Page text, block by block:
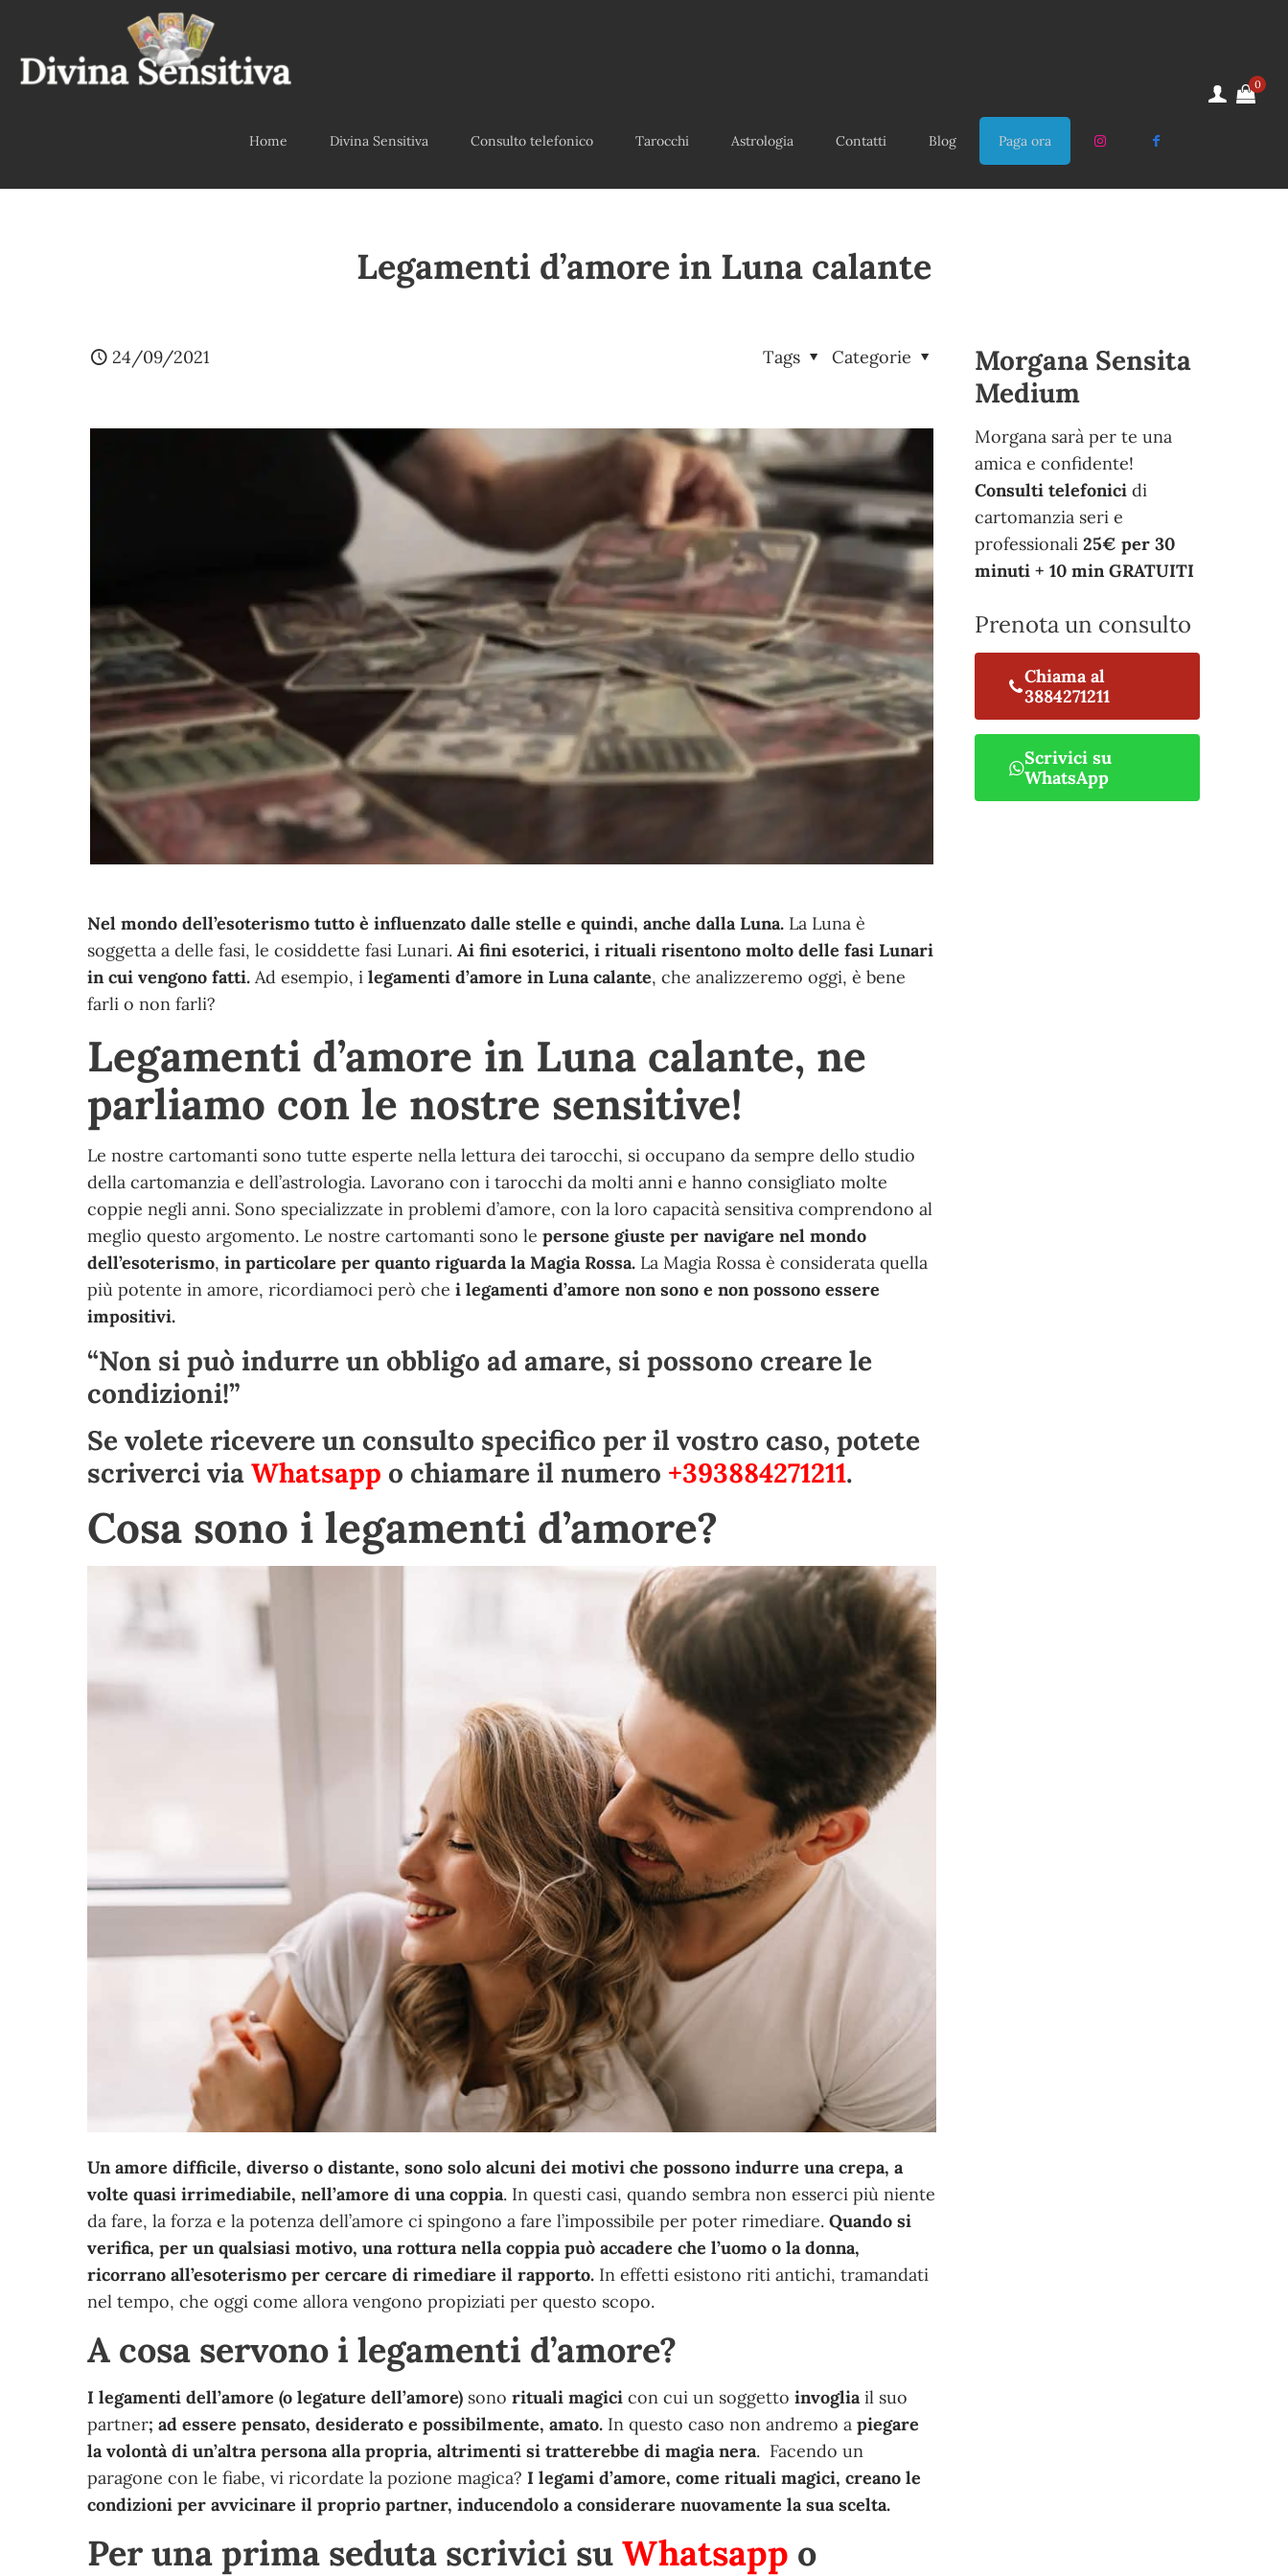
Home Divina Sensitiva Consulto telefonico Tarocchi Astrologia Contatti Blog Paga ora
0
Legamenti d’amore in Luna calante
24/09/2021 Categorie
Tags
Nel mondo dell’esoterismo tutto è influenzato dalle stelle e quindi, anche dalla Luna. La Luna è
soggetta a delle fasi, le cosiddette fasi Lunari.Ai fini esoterici, i rituali risentono molto delle fasi Lunari
in cui vengono fatti. Ad esempio, ilegamenti d’amore in Luna calante, che analizzeremo oggi, è bene
farli o non farli?
Legamenti d’amore in Luna calante, ne
parliamo con le nostre sensitive!
Le nostre cartomanti sono tutte esperte nella lettura dei tarocchi, si occupano da sempre dello studio
della cartomanzia e dell’astrologia. Lavorano con i tarocchi da molti anni e hanno consigliato molte
coppie negli anni. Sono specializzate in problemi d’amore, con la loro capacità sensitiva comprendono al
meglio questo argomento. Le nostre cartomanti sono lepersone giuste per navigare nel mondo
dell’esoterismo,in particolare per quanto riguarda la Magia Rossa. La Magia Rossa è considerata quella
più potente in amore, ricordiamoci però chei legamenti d’amore non sono e non possono essere
impositivi.
“Non si può indurre un obbligo ad amare, si possono creare le
condizioni!”
Se volete ricevere un consulto specifico per il vostro caso, potete
scriverci viaWhatsapp o chiamare il numero +393884271211.
Cosa sono i legamenti d’amore?
Un amore difficile, diverso o distante, sono solo alcuni dei motivi che possono indurre una crepa, a
volte quasi irrimediabile, nell’amore di una coppia. In questi casi, quando sembra non esserci più niente
da fare, la forza e la potenza dell’amore ci spingono a fare l’impossibile per poter rimediare.Quando si
verifica, per un qualsiasi motivo, una rottura nella coppia può accadere che l’uomo o la donna,
ricorrano all’esoterismo per cercare di rimediare il rapporto. In effetti esistono riti antichi, tramandati
nel tempo, che oggi come allora vengono propiziati per questo scopo.
A cosa servono i legamenti d’amore?
I legamenti dell’amore (o legature dell’amore) sonorituali magicicon cui un soggetto invogliail suo
partner; ad essere pensato, desiderato e possibilmente, amato. In questo caso non andremo apiegare
la volontà di un’altra persona alla propria, altrimenti si tratterebbe di magia nera. Facendo un
paragone con le fiabe, vi ricordate la pozione magica? I legami d’amore, come rituali magici, creano le
condizioni per avvicinare il proprio partner, inducendolo a considerare nuovamente la sua scelta.
Per una prima seduta scrivici suWhatsapp o
Morgana Sensita
Medium
Morgana sarà per te una
amica e confidente!
Consulti telefonici di
cartomanzia seri e
professionali 25€ per 30
minuti + 10 min GRATUITI
Prenota un consulto
Chiama al
3884271211
Scrivici su
WhatsApp